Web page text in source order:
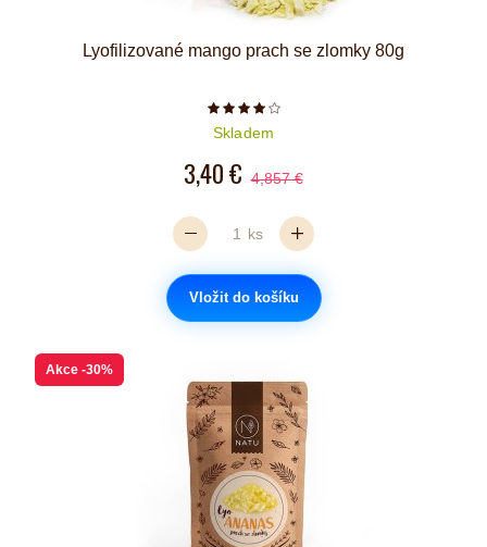
Lyofilizované mango prach se zlomky 80g
Počet hvězdiček je 4 z 5
Skladem
3,40 € 4,857 €
ks
Vložit do košíku
Akce -30%